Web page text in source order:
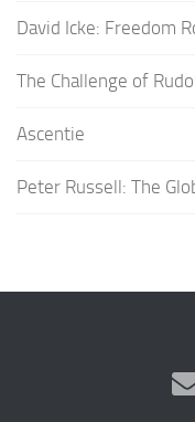
David Icke: Freedom
The Challenge of
Ascentie
Peter Russell: The